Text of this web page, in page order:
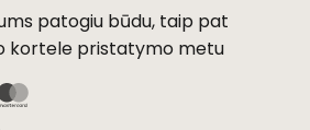
patogiu būdu, taip pat
kortele pristatymo metu